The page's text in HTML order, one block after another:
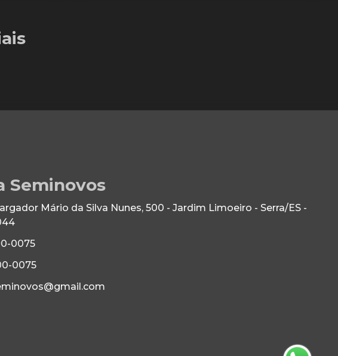
Seminovos
Mário da Silva Nunes, 500 - Jardim Limoeiro - Serra/ES -
0075
0075